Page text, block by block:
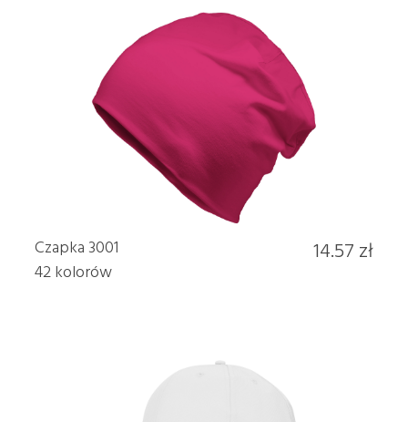
Czapka 3001
42 kolorów
14.57 zł